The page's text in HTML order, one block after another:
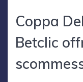
Coppa
Betclic